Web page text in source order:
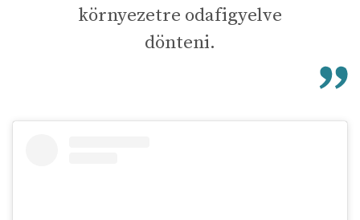
környezetre odafigyelve
dönteni.